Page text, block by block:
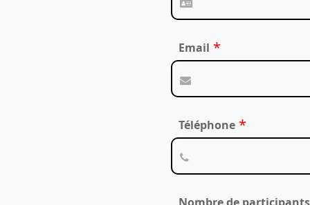
Email *
Téléphone *